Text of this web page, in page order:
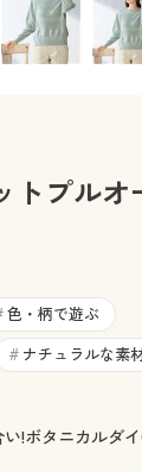
わせ
トプルオ
色・柄で遊ぶ
# ナチュラルな素
!ボタニカルダ